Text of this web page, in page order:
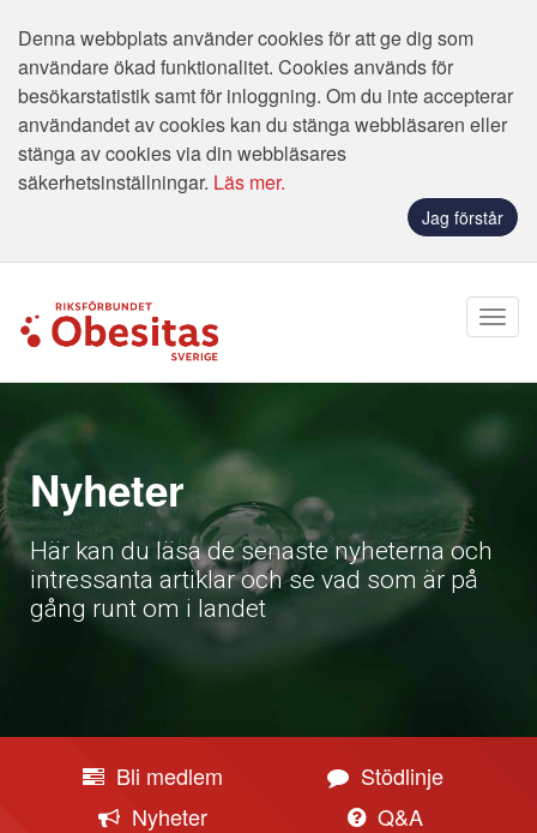
Denna webbplats använder cookies för att ge dig som
användare ökad funktionalitet. Cookies används för
besökarstatistik samt för inloggning. Om du inte accepterar
användandet av cookies kan du stänga webbläsaren eller
stänga av cookies via din webbläsares
säkerhetsinställningar. Läs mer.
Jag förstår
Nyheter
Här kan du läsa de senaste nyheterna och
intressanta artiklar och se vad som är på
gång runt om i landet
Bli medlem
Stödlinje
Nyheter
Q&A